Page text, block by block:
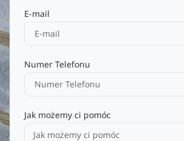
E-mail
Numer Telefonu
Jak możemy ci pomóc